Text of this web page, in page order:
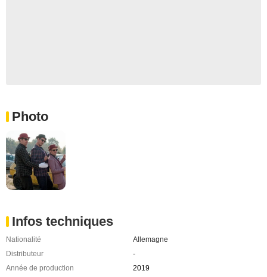
Photo
Infos techniques
Nationalité
Allemagne
Distributeur
-
Année de production
2019